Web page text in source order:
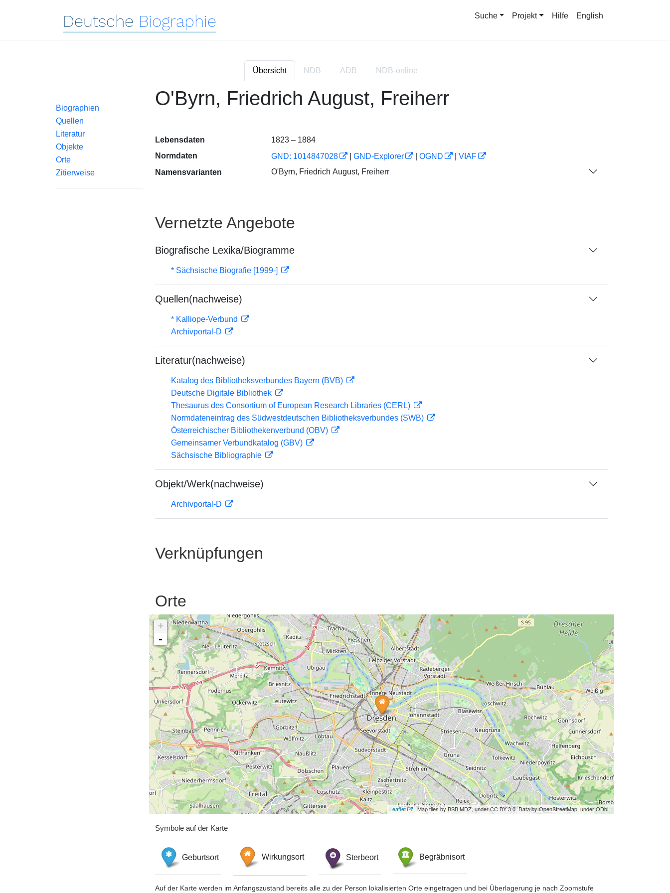
Deutsche Biographie Suche Projekt Hilfe English
Übersicht NDB ADB NDB-online
Biographien
Quellen
Literatur
Objekte
Orte
Zitierweise
O'Byrn, Friedrich August, Freiherr
Lebensdaten
1823 – 1884
Normdaten
GND: 1014847028 GND-Explorer OGND
VIAF
Namensvarianten
O'Byrn, Friedrich August, Freiherr
Vernetzte Angebote
Biografische Lexika/Biogramme
* Sächsische Biografie [1999-]
Quellen(nachweise)
* Kalliope-Verbund
Archivportal-D
Literatur(nachweise)
Katalog des Bibliotheksverbundes Bayern (BVB)
Deutsche Digitale Bibliothek
Thesaurus des Consortium of European Research Libraries (CERL)
Normdateneintrag des Südwestdeutschen Bibliotheksverbundes (SWB)
Österreichischer Bibliothekenverbund (OBV)
Gemeinsamer Verbundkatalog (GBV)
Sächsische Bibliographie
Objekt/Werk(nachweise)
Archivportal-D
Verknüpfungen
Orte
+
-
Leaflet | Map tiles by BSB MDZ, under CC BY 3.0. Data by OpenStreetMap, under ODbL.
Symbole auf der Karte
Geburtsort Wirkungsort Sterbeort Begräbnisort
Auf der Karte werden im Anfangszustand bereits alle zu der Person lokalisierten Orte eingetragen und bei Überlagerung je nach Zoomstufe